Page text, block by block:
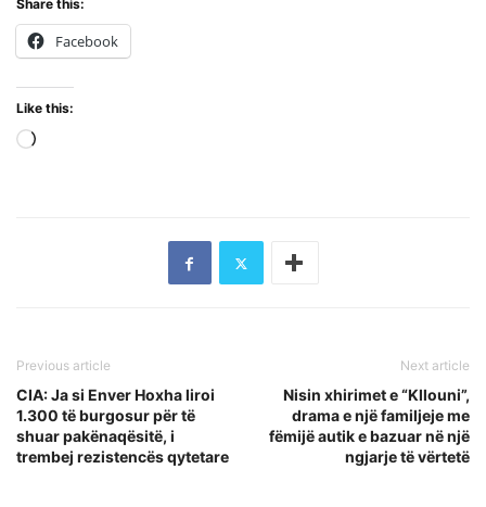
Share this:
Facebook
Like this:
Previous article
CIA: Ja si Enver Hoxha liroi
1.300 të burgosur për të
shuar pakënaqësitë, i
trembej rezistencës qytetare
Next article
Nisin xhirimet e “Kllouni”,
drama e një familjeje me
fëmijë autik e bazuar në një
ngjarje të vërtetë